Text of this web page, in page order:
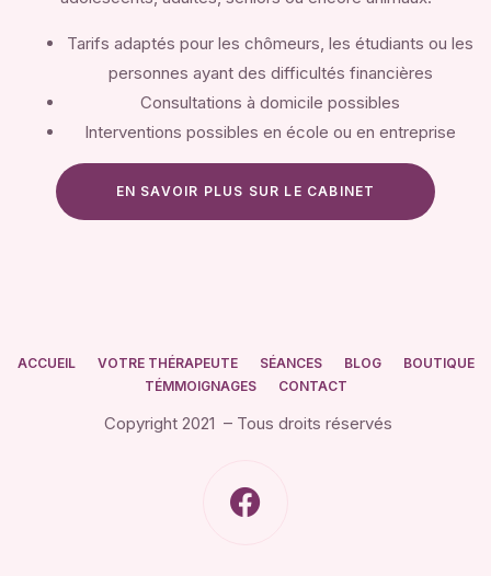
Tarifs adaptés pour les chômeurs, les étudiants ou les
personnes ayant des difficultés financières
Consultations à domicile possibles
Interventions possibles en école ou en entreprise
EN SAVOIR PLUS SUR LE CABINET
ACCUEIL VOTRE THÉRAPEUTE SÉANCES BLOG
BOUTIQUE
TÉMMOIGNAGES
CONTACT
Copyright 2021 – Tous droits réservés